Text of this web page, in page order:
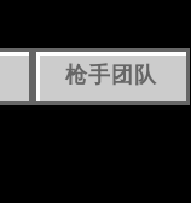
枪手团队